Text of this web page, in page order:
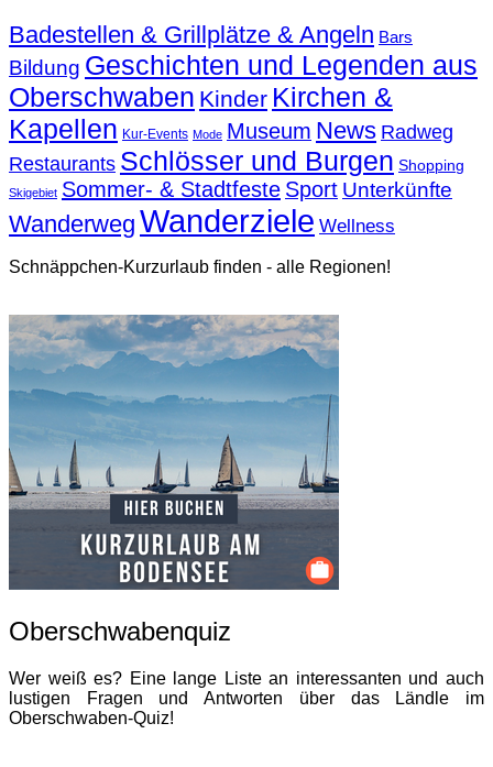
Badestellen & Grillplätze & Angeln Bars
Bildung Geschichten und Legenden aus
Oberschwaben Kinder Kirchen &
Kapellen Kur-Events Mode Museum News Radweg
Restaurants Schlösser und Burgen Shopping
Skigebiet Sommer- & Stadtfeste Sport Unterkünfte
Wanderweg Wanderziele Wellness
Schnäppchen-Kurzurlaub finden - alle Regionen!
Oberschwabenquiz
Wer weiß es? Eine lange Liste an interessanten und auch
lustigen Fragen und Antworten über das Ländle im
Oberschwaben-Quiz!